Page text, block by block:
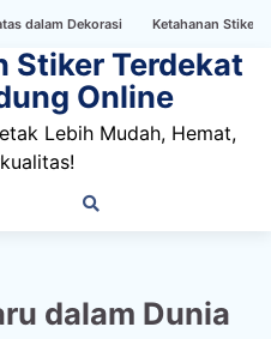
Dekorasi Ketahanan Stiker Dinding
Stiker Terdekat
Online
Lebih Mudah, Hemat,
dalam Dunia